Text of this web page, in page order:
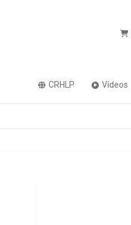
CRHLP Vídeos